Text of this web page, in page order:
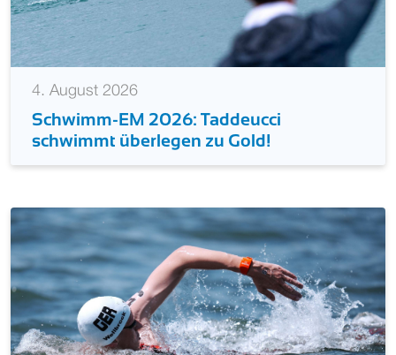
4. August 2026
Schwimm-EM 2026: Taddeucci
schwimmt überlegen zu Gold!